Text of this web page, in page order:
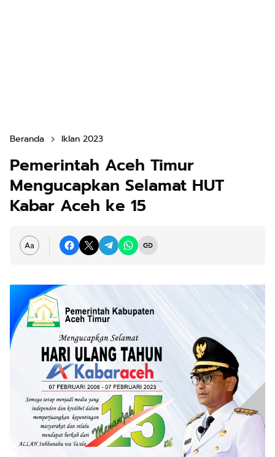
Beranda Iklan 2023
Pemerintah Aceh Timur
Mengucapkan Selamat HUT
Kabar Aceh ke 15